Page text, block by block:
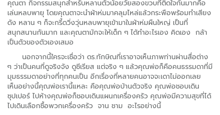
คุณตา กิจกรรมสนุกสำหรับหลานตัวน้อยวัยสองขวบที่ติดใจกันมากคือ
เล่นหลบพายุ โดยคุณตาจะนำผ้าห่มมาคลุมไหล่แล้วกระพือพร้อมทำเสียง
ดัง หลาน ๆ ก็จะกรี้ดวิ่งวุ่นหลบพายุเข้ามาในผ้าห่มผืนใหญ่ เป็นที่
สนุกสนานกันมาก และคุณตามักจะให้เด็ก ๆ ได้ทำอะไรเอง คิดเอง กล้า
เป็นตัวของตัวเองเสมอ
นอกจากนี้ใครจะเชื่อว่า ดร.ทักษิณที่เราอาจเห็นภาพท่านผ่านสื่อต่าง
ๆ ว่าเป็นคนที่ดูจริงจัง ดูซีเรียส แต่จริง ๆ แล้วคุณพ่อก็คือคนธรรมดาที่มี
มุมธรรมดาอย่างที่ทุกคนเป็น อีกเรื่องที่หลายคนอาจจะเดาไม่ออกเลย
เห็นอย่างนี้คุณพ่อเรานี้แหละ คือคุณพ่อบ้านตัวจริง คุณพ่อชอบเดิน
ซุปเปอร์ ไปห้างคุณพ่อก็ชอบเดินแผนกเครื่องครัว คุณพ่อมีความสุขที่ได้
ไปเดินเลือกซื้อพวกเครื่องครัว จาน ชาม อะไรอย่างนี้